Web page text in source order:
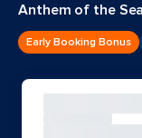
Anthem of the
Early Booking Bonus